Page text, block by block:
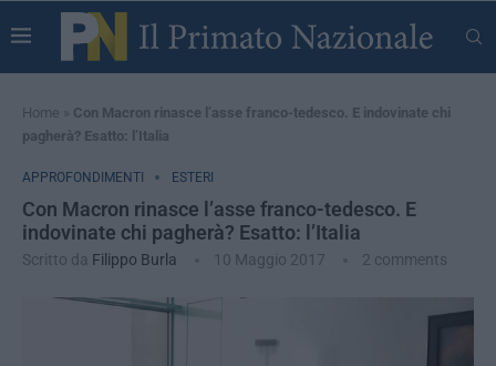
Home » Con Macron rinasce l’asse franco-tedesco. E indovinate chi
pagherà? Esatto: l’Italia
APPROFONDIMENTI ESTERI
Con Macron rinasce l’asse franco-tedesco. E
indovinate chi pagherà? Esatto: l’Italia
Scritto da Filippo Burla 10 Maggio 2017 2 comments